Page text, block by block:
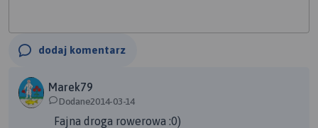
dodaj komentarz
Marek79
Dodane2014-03-14
Fajna droga rowerowa :0)